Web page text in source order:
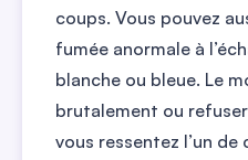
coups. Vous pouvez
fumée anormale à
blanche ou bleue. Le
brutalement ou
vous ressentez l’un